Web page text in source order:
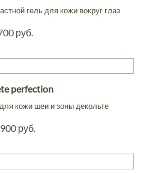
гель для кожи вокруг глаз
руб.
perfection
кожи шеи и зоны декольте
руб.